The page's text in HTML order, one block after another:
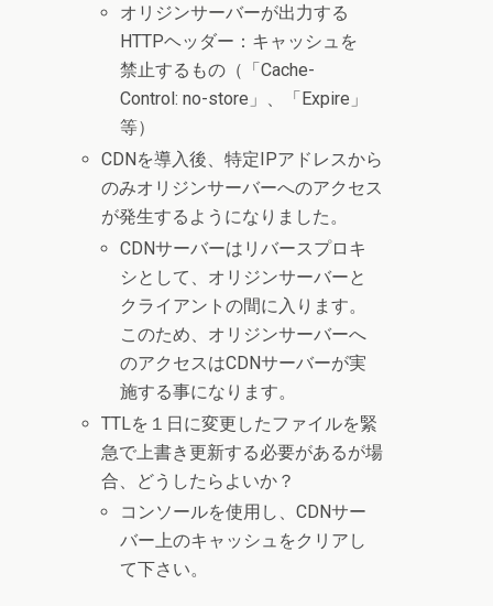
オリジンサーバーが出力する
HTTPヘッダー：キャッシュを
禁止するもの（「Cache-
Control: no-store」、「Expire」
等）
CDNを導入後、特定IPアドレスから
のみオリジンサーバーへのアクセス
が発生するようになりました。
CDNサーバーはリバースプロキ
シとして、オリジンサーバーと
クライアントの間に入ります。
このため、オリジンサーバーへ
のアクセスはCDNサーバーが実
施する事になります。
TTLを１日に変更したファイルを緊
急で上書き更新する必要があるが場
合、どうしたらよいか？
コンソールを使用し、CDNサー
バー上のキャッシュをクリアし
て下さい。